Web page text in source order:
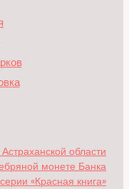
области
монете Банка
«Красная книга»